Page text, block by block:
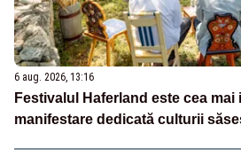
6 aug. 2026, 13:16
Festivalul Haferland este cea mai
manifestare dedicată culturii